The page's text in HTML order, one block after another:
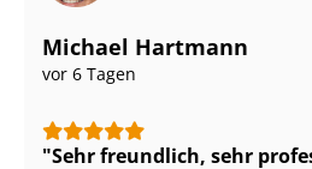
Michael Hartmann
vor 6 Tagen
Sehr freundlich, sehr